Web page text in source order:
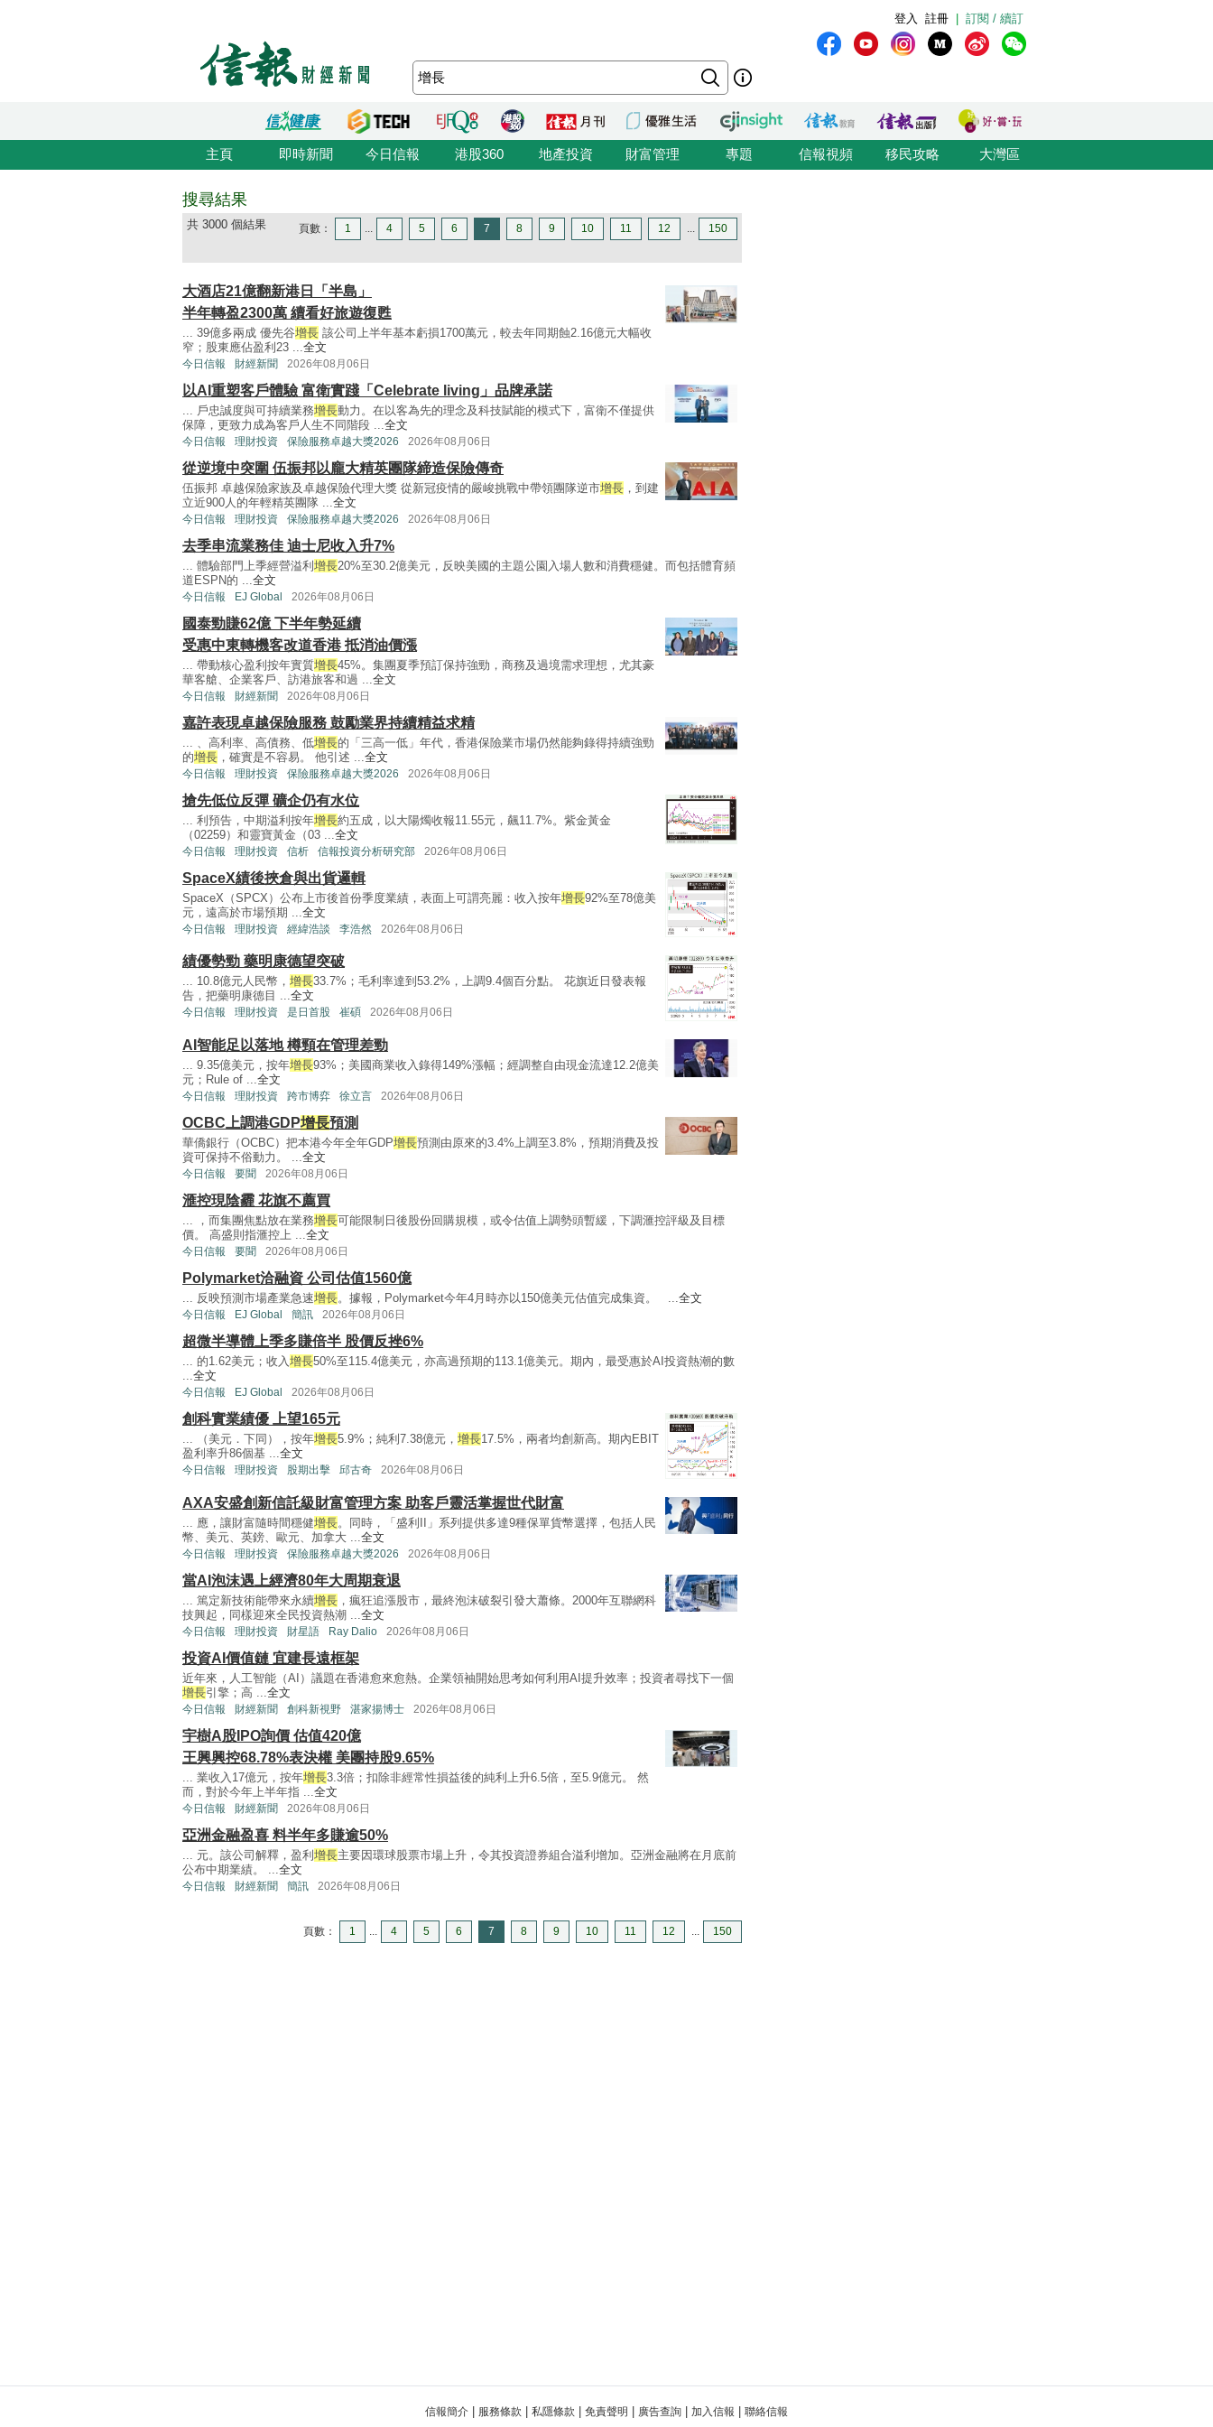
訂閱 / 續訂
註冊
登入
主頁 即時新聞 今日信報 港股360 地產投資 財富管理 專題 信報視頻 移民攻略 大灣區
搜尋結果
共 3000 個結果 頁數： 1 ... 4 5 6 7 8 9 10 11 12 ... 150
大酒店21億翻新港日「半島」
半年轉盈2300萬 續看好旅遊復甦
... 39億多兩成 優先谷增長 該公司上半年基本虧損1700萬元，較去年同期蝕2.16億元大幅收
窄；股東應佔盈利23 ...全文
今日信報 財經新聞 2026年08月06日
以AI重塑客戶體驗 富衛實踐「Celebrate living」品牌承諾
... 戶忠誠度與可持續業務增長動力。在以客為先的理念及科技賦能的模式下，富衛不僅提供
保障，更致力成為客戶人生不同階段 ...全文
今日信報 理財投資 保險服務卓越大獎2026 2026年08月06日
從逆境中突圍 伍振邦以龐大精英團隊締造保險傳奇
伍振邦 卓越保險家族及卓越保險代理大獎 從新冠疫情的嚴峻挑戰中帶領團隊逆市增長 ，到建
立近900人的年輕精英團隊 ...全文
今日信報 理財投資 保險服務卓越大獎2026 2026年08月06日
去季串流業務佳 迪士尼收入升7%
... 體驗部門上季經營溢利 增長20%至30.2億美元，反映美國的主題公園入場人數和消費穩健。而包括體育頻
道ESPN的 ...全文
今日信報 EJ Global 2026年08月06日
國泰勁賺62億 下半年勢延續
受惠中東轉機客改道香港 抵消油價漲
... 帶動核心盈利按年實質增長45%。集團夏季預訂保持強勁，商務及過境需求理想，尤其豪
華客艙、企業客戶、訪港旅客和過 ...全文
今日信報 財經新聞 2026年08月06日
嘉許表現卓越保險服務 鼓勵業界持續精益求精
... 、高利率、高債務、低增長的「三高一低」年代，香港保險業市場仍然能夠錄得持續強勁
的增長 ，確實是不容易。 他引述 ...全文
今日信報 理財投資 保險服務卓越大獎2026 2026年08月06日
搶先低位反彈 礦企仍有水位
... 利預告，中期溢利按年增長約五成，以大陽燭收報11.55元，飆11.7%。紫金黃金
（02259）和靈寶黃金（03 ...全文
今日信報 理財投資 信析 信報投資分析研究部 2026年08月06日
SpaceX績後挾倉與出貨邏輯
SpaceX（SPCX）公布上市後首份季度業績，表面上可謂亮麗：收入按年增長92%至78億美
元，遠高於市場預期 ...全文
今日信報 理財投資 經緯浩談 李浩然 2026年08月06日
績優勢勁 藥明康德望突破
... 10.8億元人民幣， 增長33.7%；毛利率達到53.2%，上調9.4個百分點。 花旗近日發表報
告，把藥明康德目 ... 全文
今日信報 理財投資 是日首股 崔碩 2026年08月06日
AI智能足以落地 樽頸在管理差勁
... 9.35億美元，按年增長93%；美國商業收入錄得149%漲幅；經調整自由現金流達12.2億美
元；Rule of ...全文
今日信報 理財投資 跨市博弈 徐立言 2026年08月06日
OCBC上調港GDP增長預測
華僑銀行（OCBC）把本港今年全年GDP增長預測由原來的3.4%上調至3.8%，預期消費及投
資可保持不俗動力。 ...全文
今日信報 要聞 2026年08月06日
滙控現陰霾 花旗不薦買
... ，而集團焦點放在業務增長可能限制日後股份回購規模，或令估值上調勢頭暫緩，下調滙控評級及目標
價。 高盛則指滙控上 ...全文
今日信報 要聞 2026年08月06日
Polymarket洽融資 公司估值1560億
... 反映預測市場產業急速增長。據報，Polymarket今年4月時亦以150億美元估值完成集資。 ...全文
今日信報 EJ Global 簡訊 2026年08月06日
超微半導體上季多賺倍半 股價反挫6%
... 的1.62美元；收入增長50%至115.4億美元，亦高過預期的113.1億美元。期內，最受惠於AI投資熱潮的數
...全文
今日信報 EJ Global 2026年08月06日
創科實業績優 上望165元
... （美元．下同），按年增長5.9%；純利7.38億元， 增長17.5%，兩者均創新高。期內EBIT
盈利率升86個基 ...全文
今日信報 理財投資 股期出擊 邱古奇 2026年08月06日
AXA安盛創新信託級財富管理方案 助客戶靈活掌握世代財富
... 應，讓財富隨時間穩健增長。同時，「盛利II」系列提供多達9種保單貨幣選擇，包括人民
幣、美元、英鎊、歐元、加拿大 ... 全文
今日信報 理財投資 保險服務卓越大獎2026 2026年08月06日
當AI泡沫遇上經濟80年大周期衰退
... 篤定新技術能帶來永續增長 ，瘋狂追漲股市，最終泡沫破裂引發大蕭條。2000年互聯網科
技興起，同樣迎來全民投資熱潮 ... 全文
今日信報 理財投資 財星語 Ray Dalio 2026年08月06日
投資AI價值鏈 宜建長遠框架
近年來，人工智能（AI）議題在香港愈來愈熱。企業領袖開始思考如何利用AI提升效率；投資者尋找下一個
增長引擎；高 ... 全文
今日信報 財經新聞 創科新視野 湛家揚博士 2026年08月06日
宇樹A股IPO詢價 估值420億
王興興控68.78%表決權 美團持股9.65%
... 業收入17億元，按年增長3.3倍；扣除非經常性損益後的純利上升6.5倍，至5.9億元。 然
而，對於今年上半年指 ... 全文
今日信報 財經新聞 2026年08月06日
亞洲金融盈喜 料半年多賺逾50%
... 元。該公司解釋，盈利 增長主要因環球股票市場上升，令其投資證券組合溢利增加。亞洲金融將在月底前
公布中期業績。 ... 全文
今日信報 財經新聞 簡訊 2026年08月06日
頁數： 1 ... 4 5 6 7 8 9 10 11 12 ... 150
信報簡介 服務條款 私隱條款 免責聲明 廣告查詢 加入信報 聯絡信報